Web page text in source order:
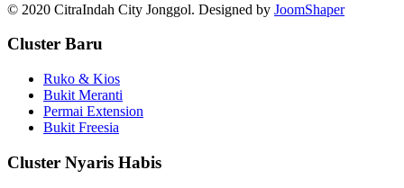
© 2020 CitraIndah City Jonggol. Designed by JoomShaper
Cluster Baru
Ruko & Kios
Bukit Meranti
Permai Extension
Bukit Freesia
Cluster Nyaris Habis